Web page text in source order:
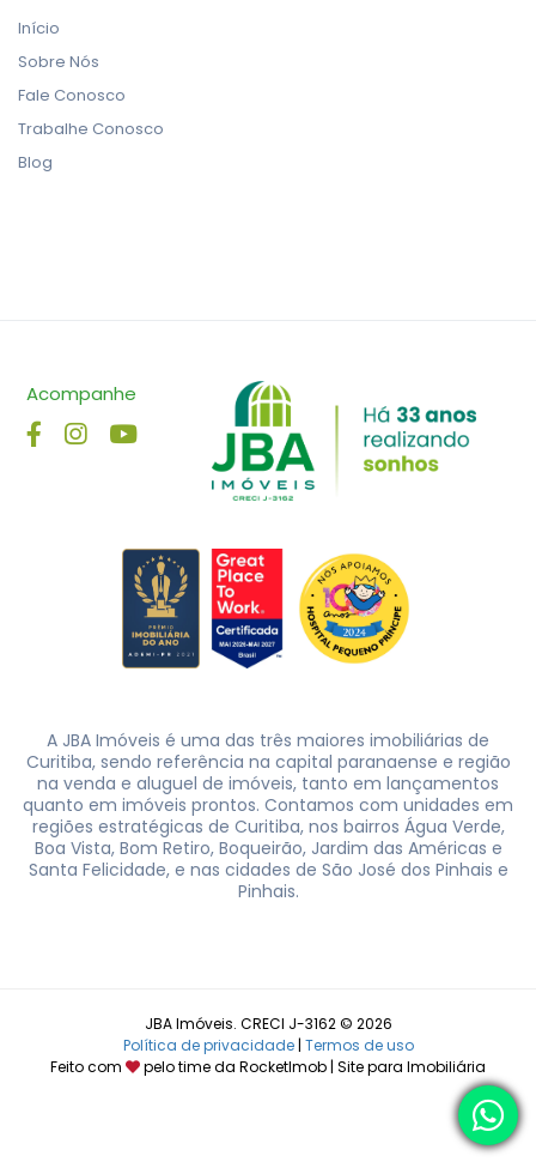
Início
Sobre Nós
Fale Conosco
Trabalhe Conosco
Blog
Acompanhe
A JBA Imóveis é uma das três maiores imobiliárias de
Curitiba, sendo referência na capital paranaense e região
na venda e aluguel de imóveis, tanto em lançamentos
quanto em imóveis prontos. Contamos com unidades em
regiões estratégicas de Curitiba, nos bairros Água Verde,
Boa Vista, Bom Retiro, Boqueirão, Jardim das Américas e
Santa Felicidade, e nas cidades de São José dos Pinhais e
Pinhais.
JBA Imóveis. CRECI J-3162 © 2026
Política de privacidade| Termos de uso
Feito com
pelo time da RocketImob | Site para Imobiliária